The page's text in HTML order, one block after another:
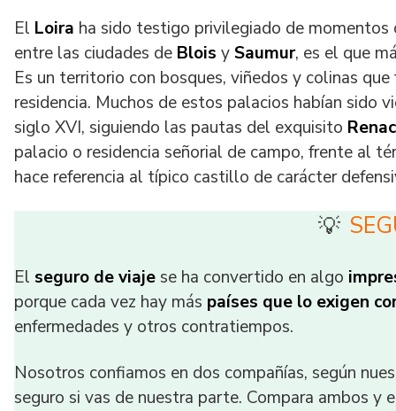
El Loira ha sido testigo privilegiado de momentos
entre las ciudades de Blois ySaumur, es el que
Es un territorio con bosques, viñedos y colinas
residencia. Muchos de estos palacios habían sido
siglo XVI, siguiendo las pautas del exquisito
palacio o residencia señorial de campo, frente al
hace referencia al típico castillo de carácter
💡
El seguro de viaje se ha convertido en algo
porque cada vez hay más países que lo exigen
enfermedades y otros contratiempos.
Nosotros confiamos en dos compañías, según
seguro si vas de nuestra parte. Compara ambos y